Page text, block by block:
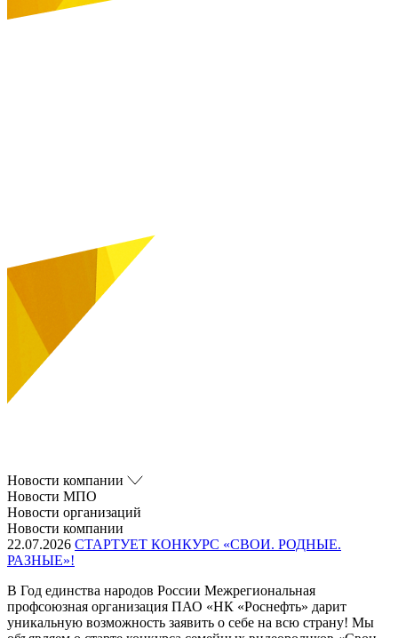
Новости компании
Новости МПО
Новости организаций
Новости компании
22.07.2026 СТАРТУЕТ КОНКУРС «СВОИ. РОДНЫЕ.
РАЗНЫЕ»!
В Год единства народов России Межрегиональная
профсоюзная организация ПАО «НК «Роснефть» дарит
уникальную возможность заявить о себе на всю страну! Мы